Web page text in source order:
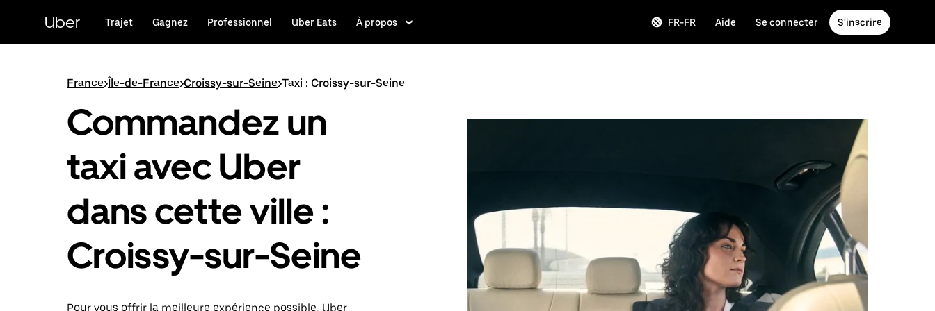
principal
Uber Trajet Gagnez Professionnel Uber Eats À propos FR-FR Aide Se connecter S'inscrire
France>Île-de-France>Croissy-sur-Seine>Taxi : Croissy-sur-Seine
Commandez un
taxi avec Uber
dans cette ville :
Croissy-sur-Seine
Pour vous offrir la meilleure expérience possible, Uber